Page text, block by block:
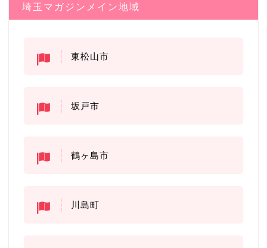
埼玉マガジンメイン地域
東松山市
坂戸市
鶴ヶ島市
川島町